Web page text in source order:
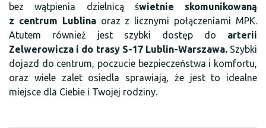
bez wątpienia dzielnicą świetnie skomunikowaną
z centrum Lublinaoraz z licznymi połączeniami MPK.
Atutem również jest szybki dostęp do arterii
Zelwerowicza i do trasy S-17 Lublin-Warszawa. Szybki
dojazd do centrum, poczucie bezpieczeństwa i komfortu,
oraz wiele zalet osiedla sprawiają, że jest to idealne
miejsce dla Ciebie i Twojej rodziny.